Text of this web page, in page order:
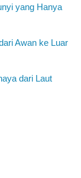
yang Hanya
Awan ke Luar
dari Laut